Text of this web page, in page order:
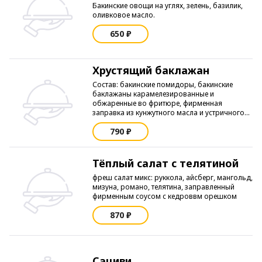
Бакинские овощи на углях, зелень, базилик,
оливковое масло.
650 ₽
Хрустящий баклажан
Состав: бакинские помидоры, бакинские
баклажаны карамелезированные и
обжаренные во фритюре, фирменная
заправка из кунжутного масла и устричного
соуса, приправляется душистой
азербайджанской зеленью и кунжутом.
790 ₽
Тёплый салат с телятиной
фреш салат микс: руккола, айсберг, мангольд,
мизуна, романо, телятина, заправленный
фирменным соусом с кедроввм орешком
870 ₽